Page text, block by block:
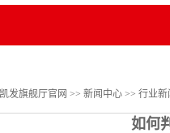
工
机
行业新闻
凯发旗舰厅官网 >> 新闻中心 >> 行业新
如何